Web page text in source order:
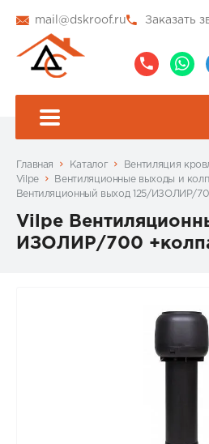
mail@dskroof.ru Заказать
Главная Каталог Вентиляция
Vilpe
Вентиляционные выходы и
Вентиляционный выход 125/ИЗОЛИР/
Vilpe
ИЗОЛИР/700